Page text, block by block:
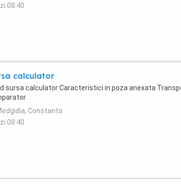
08:40
calculator
sursa calculator Caracteristici in poza anexata
Constanta
08:40